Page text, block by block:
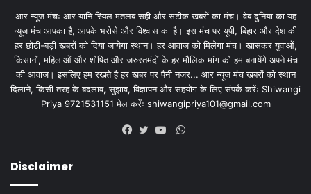
आर न्यूज मंचः आर यानि रियल मतलब सही और सटीक खबरों का मंच। वेब दुनिया का यह
न्यूज मंच आपका है, आपके भरोसे और विश्वास का है। इस मंच पर यूपी, बिहार और देश की
हर छोटी-बड़ी खबरों को दिया जायेगा स्थान। हर आवाज को मिलेगा मंच। खासकर युवाओं,
किसानों, महिलाओं और शोषित और जरुरतमंदों के हर मौलिक मांग को हम बनायेंगे अपने मंच
की आवाज। इसलिए हम रखते है हर खबर पर पैनी नजर... आर न्यूज मंच खबरों को स्थान
दिलाने, किसी तरह के बदलाव, सुझाव, विज्ञापन और सहयोग के लिए संपर्क करेंः Shiwangi
Priya 9721531151 मेल करेंः shiwangipriya101@gmail.com
WhatsApp
Disclaimer